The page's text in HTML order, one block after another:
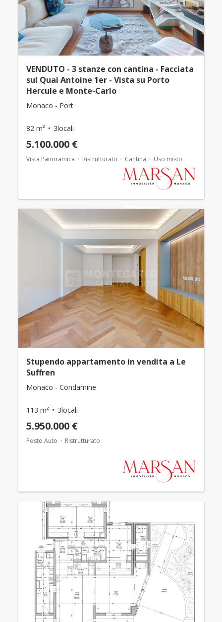
VENDUTO - 3 stanze con cantina - Facciata
sul Quai Antoine 1er - Vista su Porto
Hercule e Monte-Carlo
Monaco - Port
82 m² 3locali
5.100.000 €
Vista Panoramica Ristrutturato Cantina Uso misto
Stupendo appartamento in vendita a Le
Suffren
Monaco - Condamine
113 m² 3locali
5.950.000 €
Posto Auto Ristrutturato